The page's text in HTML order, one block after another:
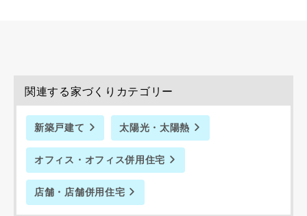
関連する家づくりカテゴリー
新築戸建て 太陽光・太陽熱
オフィス・オフィス併用住宅
店舗・店舗併用住宅
当社は，当社の プライバシーポリシー
た情報を利用します。
当社はお客様からいただいた個人情報を，お客様が指定され
た専門家へ提供すること、または当社サービスのご案内のた
めに利用します。
当社は、本サービス又は利用契約に関し，お客様に発生した
損害について、債務不履行責任、不法行為責任、その他の法
律上の請求原因の如何を問わず賠償の責任を負わないものと
します。